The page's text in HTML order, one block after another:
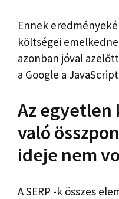
Ennek
költségei
azonban jóval
a Google a
Az egyetlen
való
ideje nem
A SERP -k összes